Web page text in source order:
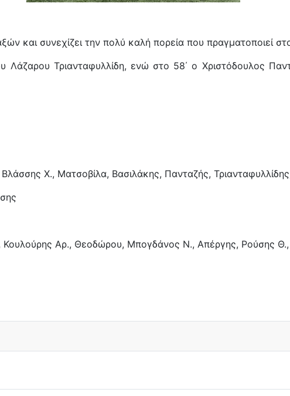
και συνεχίζει την πολύ καλή πορεία που πραγματοποιεί
Τριανταφυλλίδη, ενώ στο 58΄ ο Χριστόδουλος
Βλάσσης Χ., Ματσοβίλα, Βασιλάκης, Πανταζής,
Κουλούρης Αρ., Θεοδώρου, Μπογδάνος Ν., Απέργης, Ρούσης